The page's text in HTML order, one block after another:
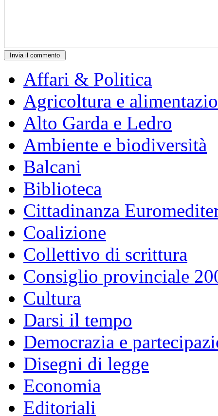
Affari & Politica
Agricoltura e
Alto Garda e Ledro
Ambiente e biodiversità
Balcani
Biblioteca
Cittadinanza
Coalizione
Collettivo di scrittura
Consiglio provinciale
Cultura
Darsi il tempo
Democrazia e
Disegni di legge
Economia
Editoriali